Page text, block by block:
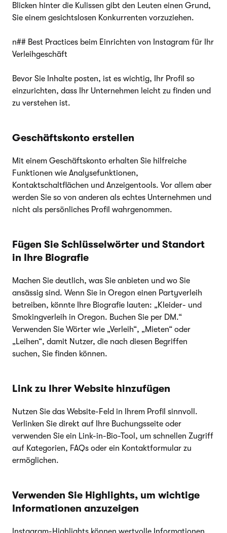
Blicken hinter die Kulissen gibt den Leuten einen Grund,
Sie einem gesichtslosen Konkurrenten vorzuziehen.
n## Best Practices beim Einrichten von Instagram für Ihr
Verleihgeschäft
Bevor Sie Inhalte posten, ist es wichtig, Ihr Profil so
einzurichten, dass Ihr Unternehmen leicht zu finden und
zu verstehen ist.
Geschäftskonto erstellen
Mit einem Geschäftskonto erhalten Sie hilfreiche
Funktionen wie Analysefunktionen,
Kontaktschaltflächen und Anzeigentools. Vor allem aber
werden Sie so von anderen als echtes Unternehmen und
nicht als persönliches Profil wahrgenommen.
Fügen Sie Schlüsselwörter und Standort
in Ihre Biografie
Machen Sie deutlich, was Sie anbieten und wo Sie
ansässig sind. Wenn Sie in Oregon einen Partyverleih
betreiben, könnte Ihre Biografie lauten: „Kleider- und
Smokingverleih in Oregon. Buchen Sie per DM.“
Verwenden Sie Wörter wie „Verleih“, „Mieten“ oder
„Leihen“, damit Nutzer, die nach diesen Begriffen
suchen, Sie finden können.
Link zu Ihrer Website hinzufügen
Nutzen Sie das Website-Feld in Ihrem Profil sinnvoll.
Verlinken Sie direkt auf Ihre Buchungsseite oder
verwenden Sie ein Link-in-Bio-Tool, um schnellen Zugriff
auf Kategorien, FAQs oder ein Kontaktformular zu
ermöglichen.
Verwenden Sie Highlights, um wichtige
Informationen anzuzeigen